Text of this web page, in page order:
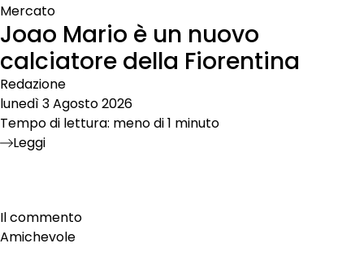
Mercato
Joao Mario è un nuovo
calciatore della Fiorentina
Redazione
lunedì 3 Agosto 2026
Tempo di lettura: meno di 1 minuto
Leggi
Il commento
Amichevole